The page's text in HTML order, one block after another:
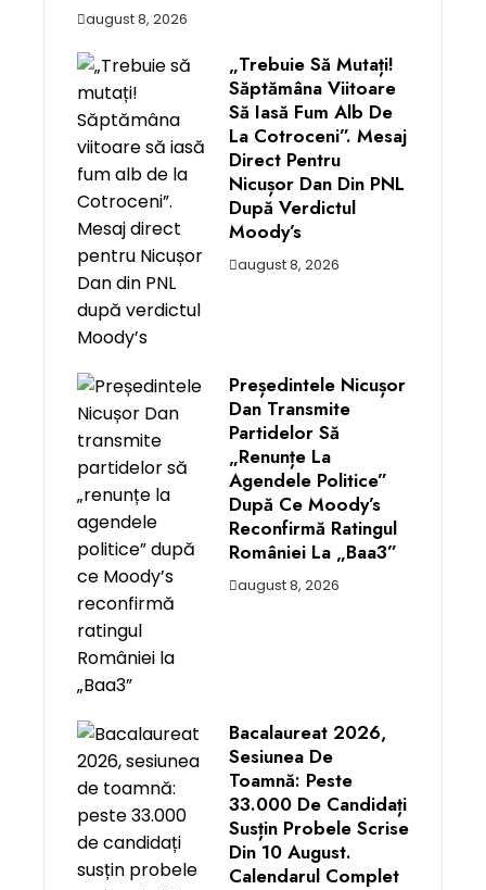
august 8, 2026
„Trebuie Să Mutați!
Săptămâna Viitoare
Să Iasă Fum Alb De
La Cotroceni”. Mesaj
Direct Pentru
Nicușor Dan Din PNL
După Verdictul
Moody’s
august 8, 2026
Președintele Nicușor
Dan Transmite
Partidelor Să
„renunțe La
Agendele Politice”
După Ce Moody’s
Reconfirmă Ratingul
României La „Baa3”
august 8, 2026
Bacalaureat 2026,
Sesiunea De
Toamnă: Peste
33.000 De Candidați
Susțin Probele Scrise
Din 10 August.
Calendarul Complet